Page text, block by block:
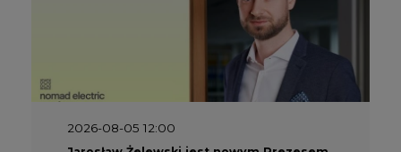
2026-08-05 12:00
Jarosław Żelewski jest nowym Prezesem